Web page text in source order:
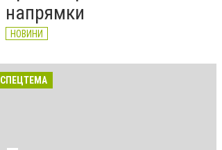
напрямки
НОВИНИ
СПЕЦТЕМА